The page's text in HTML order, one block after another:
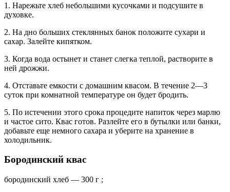
1. Нарежьте хлеб небольшими кусочками и подсушите в
духовке.
2. На дно больших стеклянных банок положите сухари и
сахар. Залейте кипятком.
3. Когда вода остынет и станет слегка теплой, растворите в
ней дрожжи.
4. Отставьте емкости с домашним квасом. В течение 2—3
суток при комнатной температуре он будет бродить.
5. По истечении этого срока процедите напиток через марлю
и частое сито. Квас готов. Разлейте его в бутылки или банки,
добавьте еще немного сахара и уберите на хранение в
холодильник.
Бородинский квас
бородинский хлеб — 300 г ;